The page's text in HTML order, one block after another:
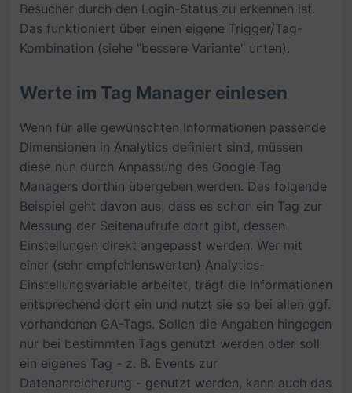
Besucher durch den Login-Status zu erkennen ist.
Das funktioniert über einen eigene Trigger/Tag-
Kombination (siehe "bessere Variante" unten).
Werte im Tag Manager einlesen
Wenn für alle gewünschten Informationen passende
Dimensionen in Analytics definiert sind, müssen
diese nun durch Anpassung des Google Tag
Managers dorthin übergeben werden. Das folgende
Beispiel geht davon aus, dass es schon ein Tag zur
Messung der Seitenaufrufe dort gibt, dessen
Einstellungen direkt angepasst werden. Wer mit
einer (sehr empfehlenswerten) Analytics-
Einstellungsvariable arbeitet, trägt die Informationen
entsprechend dort ein und nutzt sie so bei allen ggf.
vorhandenen GA-Tags. Sollen die Angaben hingegen
nur bei bestimmten Tags genutzt werden oder soll
ein eigenes Tag - z. B. Events zur
Datenanreicherung - genutzt werden, kann auch das